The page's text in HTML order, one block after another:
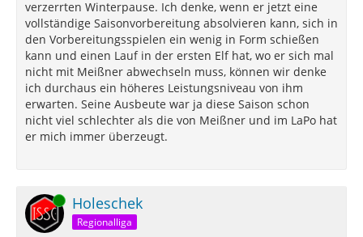
verzerrten Winterpause. Ich denke, wenn er jetzt eine
vollständige Saisonvorbereitung absolvieren kann, sich in
den Vorbereitungsspielen ein wenig in Form schießen
kann und einen Lauf in der ersten Elf hat, wo er sich mal
nicht mit Meißner abwechseln muss, können wir denke
ich durchaus ein höheres Leistungsniveau von ihm
erwarten. Seine Ausbeute war ja diese Saison schon
nicht viel schlechter als die von Meißner und im LaPo hat
er mich immer überzeugt.
Online Holeschek
Regionalliga